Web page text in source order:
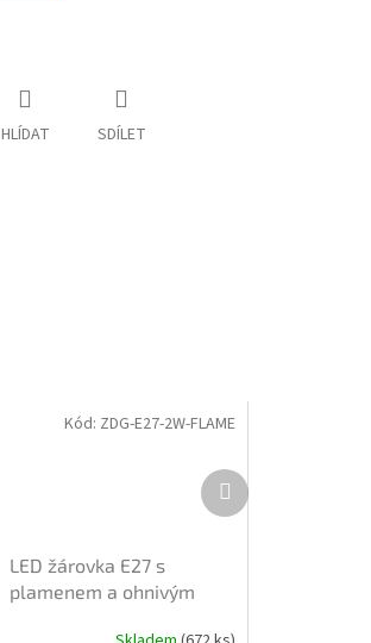
HLÍDAT SDÍLET
LED žárovka E27 s
plamenem a ohnivým
Kód: ZDG-E27-2W-FLAME
Další
produkt